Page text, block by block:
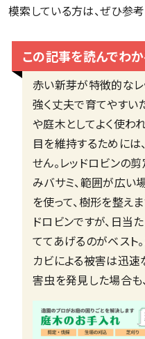
模索している方は、ぜひ参考
この記事を読んでわか
赤い新芽が特徴的なレ
強く丈夫で育てやすい
や庭木としてよく使わ
目を維持するために
せん。レッドロビンの
みバサミ、範囲が広い
を使って、樹形を整え
ドロビンですが、日当
ててあげるのがベスト
カビによる被害は迅
害虫を発見した場合も